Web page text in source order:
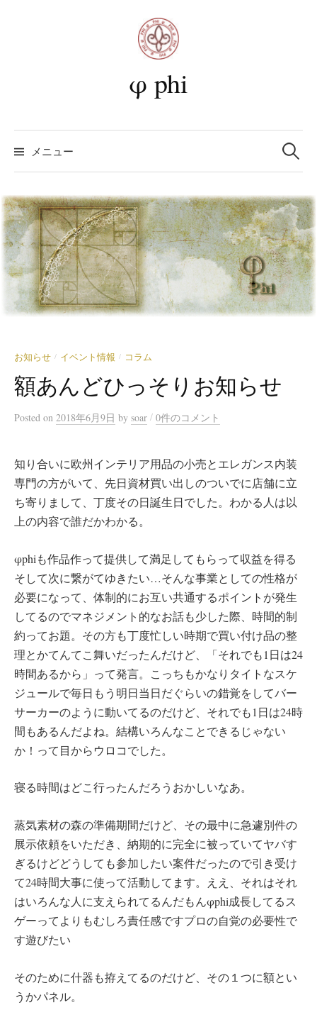
φ phi
メニュー
検
索:
お知らせ / イベント情報 / コラム
額あんどひっそりお知らせ
Posted on 2018年6月9日 by soar / 0件のコメント
知り合いに欧州インテリア用品の小売とエレガンス内装
専門の方がいて、先日資材買い出しのついでに店舗に立
ち寄りまして、丁度その日誕生日でした。わかる人は以
上の内容で誰だかわかる。
φphiも作品作って提供して満足してもらって収益を得る
そして次に繋がてゆきたい…そんな事業としての性格が
必要になって、体制的にお互い共通するポイントが発生
してるのでマネジメント的なお話も少した際、時間的制
約ってお題。その方も丁度忙しい時期で買い付け品の整
理とかてんてこ舞いだったんだけど、「それでも1日は24
時間あるから」って発言。こっちもかなりタイトなスケ
ジュールで毎日もう明日当日だぐらいの錯覚をしてバー
サーカーのように動いてるのだけど、それでも1日は24時
間もあるんだよね。結構いろんなことできるじゃない
か！って目からウロコでした。
寝る時間はどこ行ったんだろうおかしいなあ。
蒸気素材の森の準備期間だけど、その最中に急遽別件の
展示依頼をいただき、納期的に完全に被っていてヤバす
ぎるけどどうしても参加したい案件だったので引き受け
て24時間大事に使って活動してます。ええ、それはそれ
はいろんな人に支えられてるんだもんφphi成長してるス
ゲーってよりもむしろ責任感ですプロの自覚の必要性で
す遊びたい
そのために什器も拵えてるのだけど、その１つに額とい
うかパネル。